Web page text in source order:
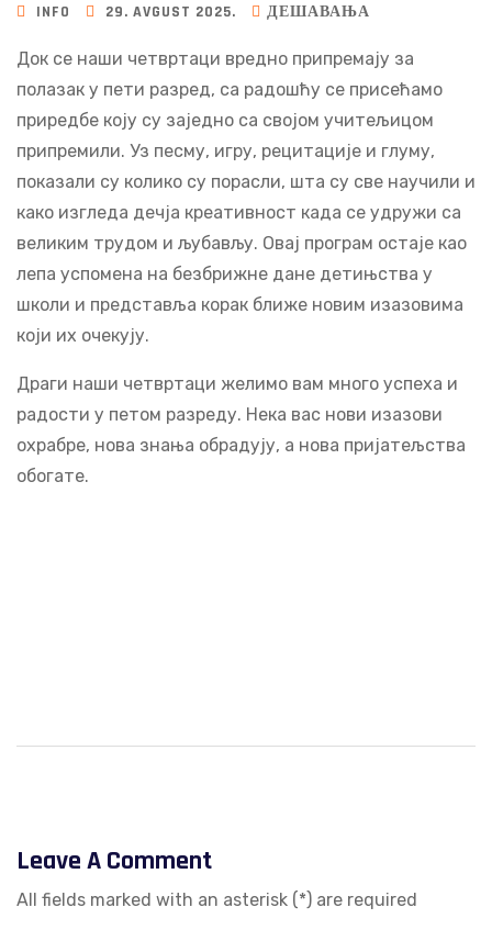
INFO 29. AVGUST 2025. ДЕШАВАЊА
Док се наши четвртаци вредно припремају за
полазак у пети разред, са радошћу се присећамо
приредбе коју су заједно са својом учитељицом
припремили. Уз песму, игру, рецитације и глуму,
показали су колико су порасли, шта су све научили и
како изгледа дечја креативност када се удружи са
великим трудом и љубављу. Овај програм остаје као
лепа успомена на безбрижне дане детињства у
школи и представља корак ближе новим изазовима
који их очекују.
Драги наши четвртаци желимо вам много успеха и
радости у петом разреду. Нека вас нови изазови
охрабре, нова знања обрадују, а нова пријатељства
обогате.
Leave A Comment
All fields marked with an asterisk (*) are required